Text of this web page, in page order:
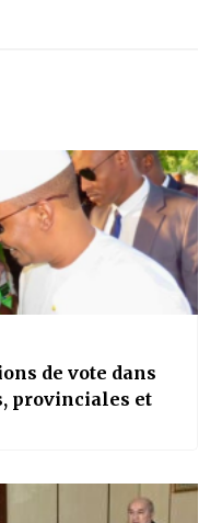
de vote dans
provinciales et